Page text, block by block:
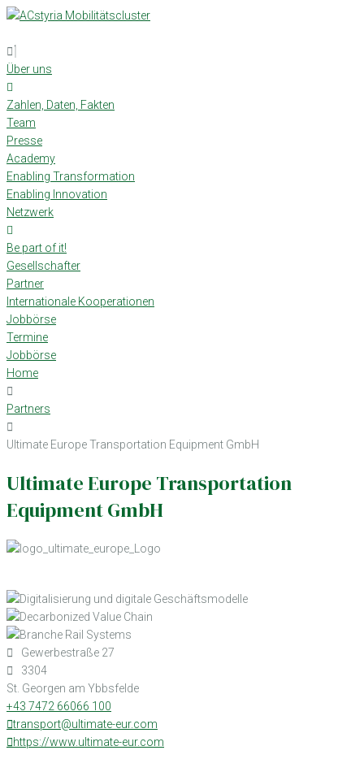
Skip
content
Über uns
Zahlen, Daten, Fakten
Team
Presse
Academy
Enabling Transformation
Enabling Innovation
Netzwerk
Be part of it!
Gesellschafter
Partner
Internationale Kooperationen
Jobbörse
Termine
Jobbörse
Home
Partners
Ultimate Europe Transportation Equipment GmbH
Ultimate Europe Transportation
Equipment GmbH
Gewerbestraße 27
3304
St. Georgen am Ybbsfelde
+43 7472 66066 100
transport@ultimate-eur.com
https://www.ultimate-eur.com